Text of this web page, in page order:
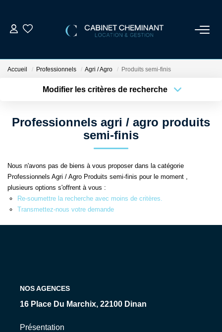
ESTIMER
GESTION LOCATIVE
NOS AGENCES
Accueil Professionnels Agri / Agro Produits semi-finis
Modifier les critères de recherche
Budget max
Professionnels agri / agro produits
semi-finis
Nous n'avons pas de biens à vous proposer dans la catégorie
Professionnels Agri / Agro Produits semi-finis pour le moment ,
plusieurs options s'offrent à vous :
Re-soumettre la recherche avec moins de critères.
Transmettez-nous votre demande
NOS AGENCES
16 Place Du Marchix, 22100 Dinan
Présentation